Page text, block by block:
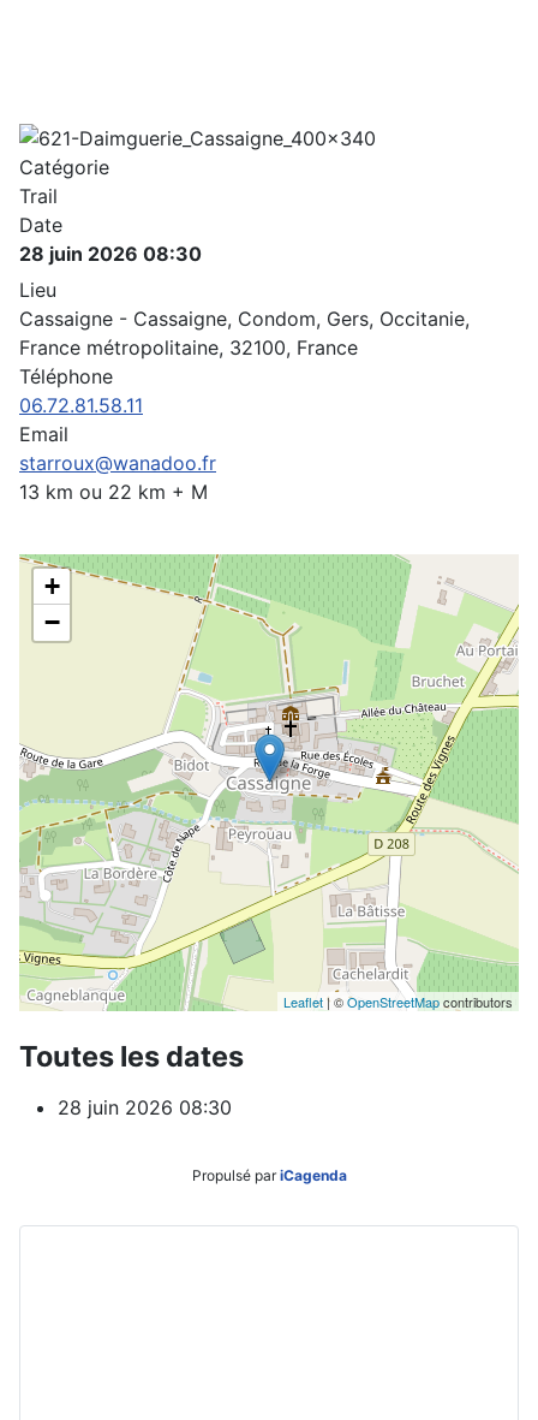
Catégorie
Trail
Date
28 juin 2026 08:30
Lieu
Cassaigne - Cassaigne, Condom, Gers, Occitanie,
France métropolitaine, 32100, France
Téléphone
06.72.81.58.11
Email
starroux@wanadoo.fr
13 km ou 22 km + M
+
−
Leaflet| ©OpenStreetMapcontributors
Toutes les dates
28 juin 2026 08:30
Propulsé pariCagenda